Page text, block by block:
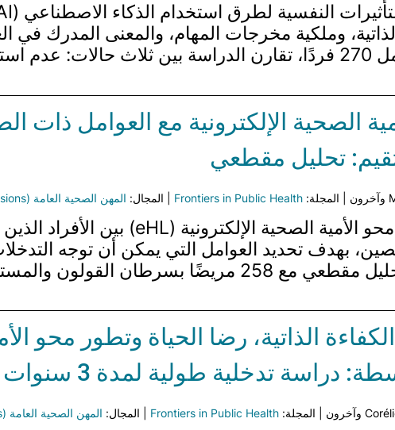
واستطلاع متابعة شمل 270 فردًا، تقارن الدراسة بين
الصحية الإلكترونية مع العوامل
تحليل مقطعي
Frontiers in Public Health | المجال: المهن الصحية العامة (General Health Professions)
بهدف تحديد العوامل التي يمكن أن توجه
المريض. تم إجراء تحليل مقطعي مع 258
الذاتية، رضا الحياة وتطور محو
طولية لمدة 3 سنوات من مجموعة إكسبلوسانتي
Frontiers in Public Health | المجال: المهن الصحية العامة (General Health Professions)